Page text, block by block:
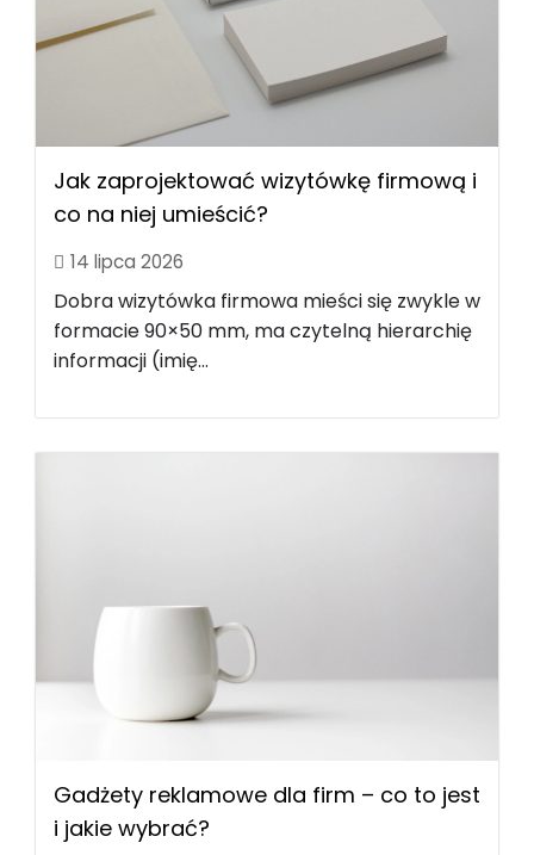
Jak zaprojektować wizytówkę firmową i
co na niej umieścić?
14 lipca 2026
Dobra wizytówka firmowa mieści się zwykle w
formacie 90×50 mm, ma czytelną hierarchię
informacji (imię...
Gadżety reklamowe dla firm – co to jest
i jakie wybrać?